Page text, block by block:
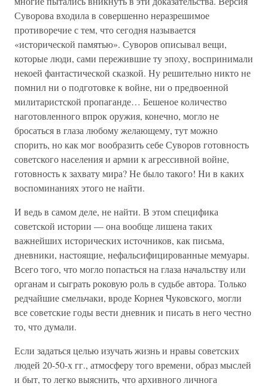
Суворова входила в совершенно неразрешимое
противоречие с тем, что сегодня называется
«исторической памятью». Суворов описывал вещи,
которые люди, сами пережившие ту эпоху, воспринимали
некоей фантастической сказкой. Ну решительно никто не
помнил ни о подготовке к войне, ни о предвоенной
милитаристской пропаганде… Бешеное количество
наготовленного впрок оружия, конечно, могло не
бросаться в глаза любому желающему, тут можно
спорить, но как мог вообразить себе Суворов готовность
советского населения и армии к агрессивной войне,
готовность к захвату мира? Не было такого! Ни в каких
воспоминаниях этого не найти.
И ведь в самом деле, не найти. В этом специфика
советской истории — она вообще лишена таких
важнейших исторических источников, как письма,
дневники, настоящие, нефальсифицированные мемуары.
Всего того, что могло попасться на глаза начальству или
органам и сыграть роковую роль в судьбе автора. Только
редчайшие смельчаки, вроде Корнея Чуковского, могли
все советские годы вести дневник и писать в него честно
то, что думали.
Если задаться целью изучать жизнь и нравы советских
людей 20-50-х гг., атмосферу того времени, образ мыслей
и быт, то легко выяснить, что архивного личнога